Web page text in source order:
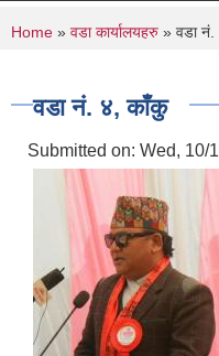
You are here
Home » वडा कार्यालयहरु » वडा
वडा नं. ४, काँकु
Submitted on: Wed, 10/